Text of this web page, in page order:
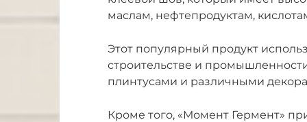
маслам, нефтепродуктам,
Этот популярный продукт
строительстве и
плинтусами и различными
Кроме того, «Момент Гермент»